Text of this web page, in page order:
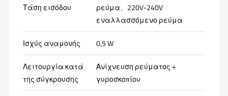
Τάση εισόδου
ρεύμα、220V-240V
εναλλασσόμενο ρεύμα
Ισχύς αναμονής 0,5 W
Λειτουργία κατά
της σύγκρουσης
Ανίχνευση ρεύματος +
γυροσκοπίου